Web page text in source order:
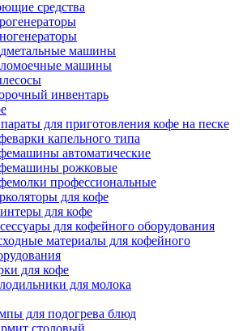
средства
машины
машины
инвентарь
для приготовления кофе на песке
капельного типа
автоматические
рожковые
профессиональные
для кофе
для кофе
для кофейного оборудования
материалы для кофейного
для кофе
для молока
для подогрева блюд
столовый